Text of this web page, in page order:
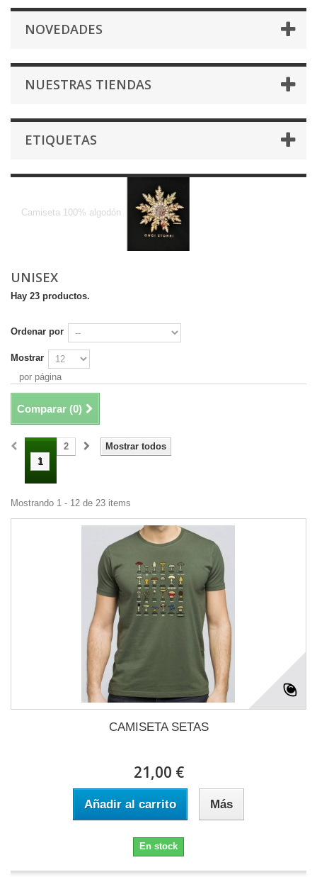
NOVEDADES
NUESTRAS TIENDAS
ETIQUETAS
Camiseta 100% algodón
UNISEX
Hay 23 productos.
Ordenar por
Mostrar
por página
Comparar (0)
Mostrar todos
1
2
Mostrando 1 - 12 de 23 items
CAMISETA SETAS
21,00 €
Añadir al carrito Más
En stock